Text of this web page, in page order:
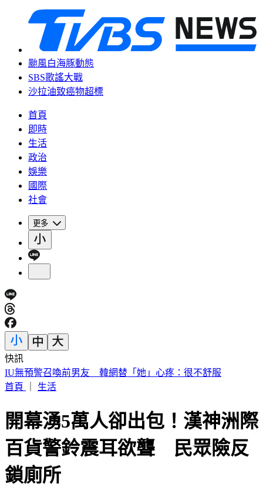
颱風白海豚動態
SBS歌謠大戰
沙拉油致癌物超標
首頁
即時
生活
政治
娛樂
國際
社會
更多
快訊
中國出入境新規將上路 陸委會曝「這類人」最危險
首頁
生活
開幕湧5萬人卻出包！漢神洲際
百貨警鈴震耳欲聾 民眾險反
鎖廁所